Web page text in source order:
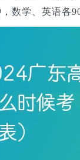
数学、英语各